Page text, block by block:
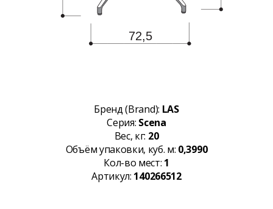
Бренд (Brand): LAS
Серия: Scena
Вес, кг: 20
Объём упаковки, куб. м: 0,3990
Кол-во мест: 1
Артикул: 140266512